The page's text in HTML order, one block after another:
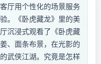
厅用个性化的场景服务
。《卧虎藏龙》里的美
沉浸式观看了《卧虎藏
、面条布景，在光影的
武侠江湖。究竟是怎样